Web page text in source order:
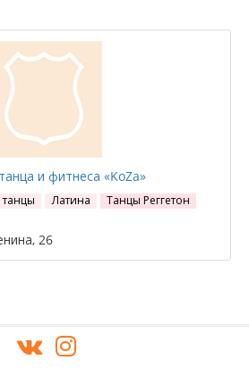
и фитнеса «KoZa»
Латина
Танцы Реггетон
26